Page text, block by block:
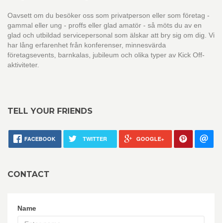
Oavsett om du besöker oss som privatperson eller som företag -
gammal eller ung - proffs eller glad amatör - så möts du av en
glad och utbildad servicepersonal som älskar att bry sig om dig. Vi
har lång erfarenhet från konferenser, minnesvärda
företagsevents, barnkalas, jubileum och olika typer av Kick Off-
aktiviteter.
TELL YOUR FRIENDS
FACEBOOK TWITTER GOOGLE+
CONTACT
Name